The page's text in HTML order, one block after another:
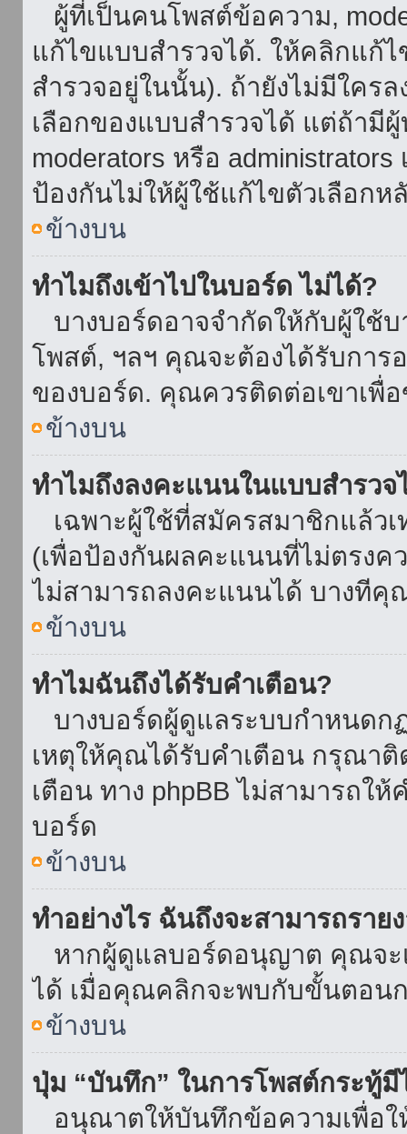
ผู้ที่เป็นคนโพสต์ข้อความ,
แก้ไขแบบสำรวจได้. ให้คลิกแก้
สำรวจอยู่ในนั้น). ถ้ายังไม่มีใค
เลือกของแบบสำรวจได้ แต่ถ้ามี
moderators หรือ
ป้องกันไม่ให้ผู้ใช้แก้ไขตัวเลือกห
ข้างบน
ทำไมถึงเข้าไปในบอร์ด ไม่ได้?
บางบอร์ดอาจจำกัดให้กับผู้ใช้บ
โพสต์, ฯลฯ คุณจะต้องได้รับการ
ของบอร์ด. คุณควรติดต่อเขาเพื่
ข้างบน
ทำไมถึงลงคะแนนในแบบสำรวจ
เฉพาะผู้ใช้ที่สมัครสมาชิกแล้ว
(เพื่อป้องกันผลคะแนนที่ไม่ตรง
ไม่สามารถลงคะแนนได้ บางที
ข้างบน
ทำไมฉันถึงได้รับคำเตือน?
บางบอร์ดผู้ดูแลระบบกำหนดก
เหตุให้คุณได้รับคำเตือน กรุณา
เตือน ทาง phpBB ไม่สามารถใ
บอร์ด
ข้างบน
ทำอย่างไร ฉันถึงจะสามารถรา
หากผู้ดูแลบอร์ดอนุญาต คุณจะ
ได้ เมื่อคุณคลิกจะพบกับขั้นตอน
ข้างบน
ปุ่ม “บันทึก” ในการโพสต์กระทู้มี
อนุณาตให้บันทึกข้อความเพื่อใ